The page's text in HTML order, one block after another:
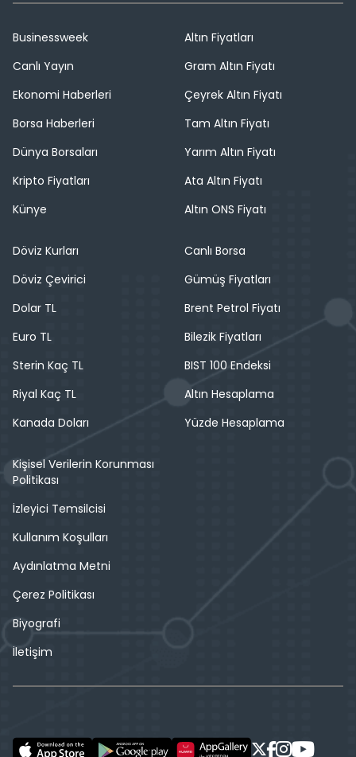
Businessweek
Canlı Yayın
Ekonomi Haberleri
Borsa Haberleri
Dünya Borsaları
Kripto Fiyatları
Künye
Altın Fiyatları
Gram Altın Fiyatı
Çeyrek Altın Fiyatı
Tam Altın Fiyatı
Yarım Altın Fiyatı
Ata Altın Fiyatı
Altın ONS Fiyatı
Döviz Kurları
Döviz Çevirici
Dolar TL
Euro TL
Sterin Kaç TL
Riyal Kaç TL
Kanada Doları
Canlı Borsa
Gümüş Fiyatları
Brent Petrol Fiyatı
Bilezik Fiyatları
BIST 100 Endeksi
Altın Hesaplama
Yüzde Hesaplama
Kişisel Verilerin Korunması
Politikası
İzleyici Temsilcisi
Kullanım Koşulları
Aydınlatma Metni
Çerez Politikası
Biyografi
İletişim